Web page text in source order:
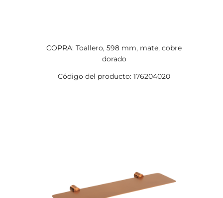
COPRA: Toallero, 598 mm, mate, cobre
dorado
Código del producto: 176204020